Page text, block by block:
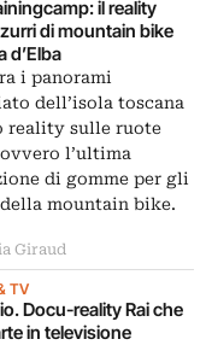
il reality
di mountain bike
d’Elba
i panorami
dell’isola toscana
reality sulle ruote
l’ultima
di gomme per gli
mountain bike.
Giraud
TV
Docu-reality Rai che
in televisione